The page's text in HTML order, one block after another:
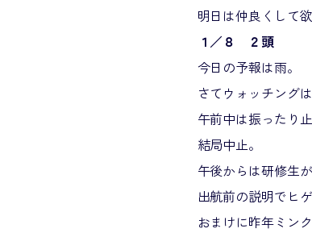
明日は仲良くして
１／８ ２頭
今日の予報は雨。
さてウォッチング
午前中は振ったり
結局中止。
午後からは研修生
出航前の説明でヒ
おまけに昨年ミン